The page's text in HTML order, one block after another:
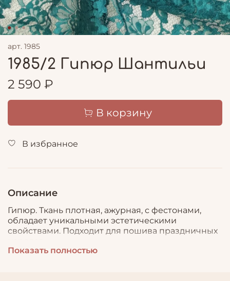
арт. 1985
1985/2 Гипюр Шантильи
2 590 ₽
В корзину
В избранное
Описание
Гипюр. Ткань плотная, ажурная, с фестонами,
обладает уникальными эстетическими
свойствами. Подходит для пошива праздничных
Показать полностью